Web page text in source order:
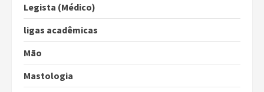
Legista (Médico)
ligas acadêmicas
Mão
Mastologia